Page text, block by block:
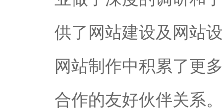
供了网站建设及网站
网站制作中积累了更
合作的友好伙伴关系